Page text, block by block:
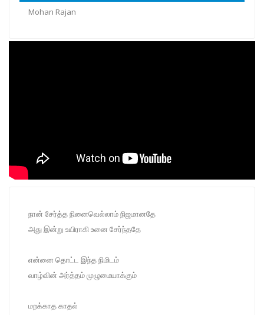
Mohan Rajan
நான் சேர்த்த நினைவெல்லாம் நிஜமானதே
அது இன்று உயிராகி உனை சேர்ந்ததே
என்னை தொட்ட இந்த நிமிடம்
வாழ்வின் அர்த்தம் முழுமையாக்கும்
மறக்காத காதல்